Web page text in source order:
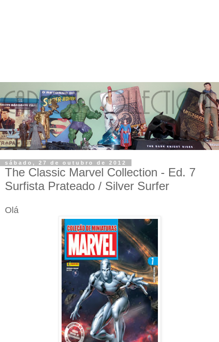
sábado, 27 de outubro de 2012
The Classic Marvel Collection - Ed. 7
Surfista Prateado / Silver Surfer
Olá